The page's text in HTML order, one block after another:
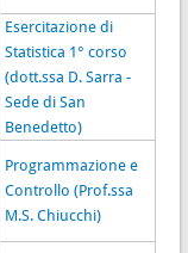
Esercitazione di
Statistica 1° corso
(dott.ssa D. Sarra -
Sede di San
Benedetto)
Programmazione e
Controllo (Prof.ssa
M.S. Chiucchi)